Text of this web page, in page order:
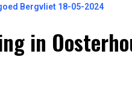
Bergvliet 18-05-2024
in